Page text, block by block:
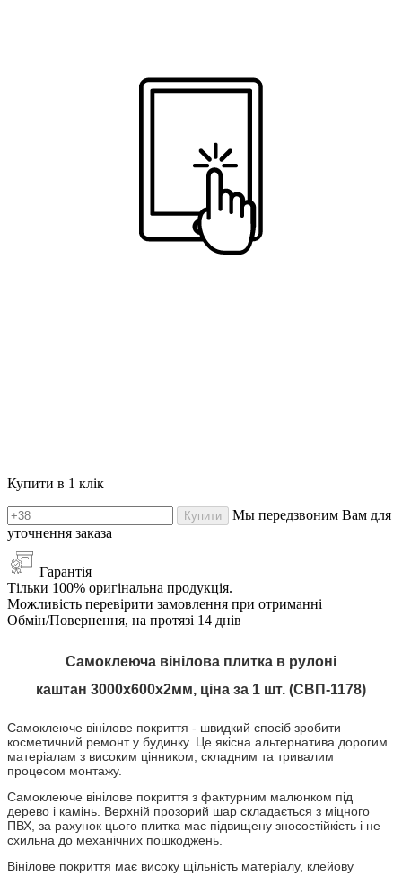
Купити в 1 клік
Купити
Мы передзвоним Вам для
уточнення заказа
Гарантія
Тільки 100% оригінальна продукція.
Можливість перевірити замовлення при отриманні
Обмін/Повернення, на протязі 14 днів
Самоклеюча вінілова плитка в рулоні
каштан 3000х600х2мм, ціна за 1 шт. (СВП-1178)
Самоклеюче вінілове покриття - швидкий спосіб зробити
косметичний ремонт у будинку. Це якісна альтернатива дорогим
матеріалам з високим цінником, складним та тривалим
процесом монтажу.
Самоклеюче вінілове покриття з фактурним малюнком під
дерево і камінь. Верхній прозорий шар складається з міцного
ПВХ, за рахунок цього плитка має підвищену зносостійкість і не
схильна до механічних пошкоджень.
Вінілове покриття має високу щільність матеріалу, клейову